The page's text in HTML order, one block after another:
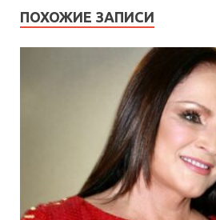
ПОХОЖИЕ ЗАПИСИ